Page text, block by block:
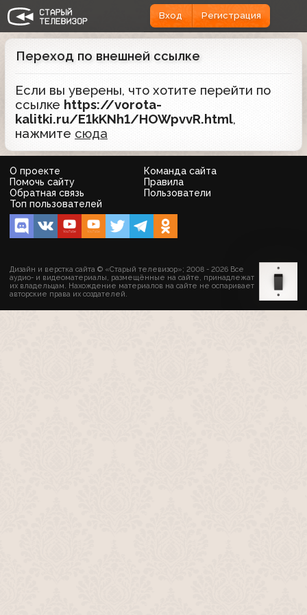
Вход Регистрация
Переход по внешней ссылке
Если вы уверены, что хотите перейти по
ссылке https://vorota-
kalitki.ru/E1kKNh1/HOWpvvR.html,
нажмите сюда
О проекте
Команда сайта
Помочь сайту
Правила
Обратная связь
Пользователи
Топ пользователей
Дизайн и верстка сайта © «Старый телевизор»; 2008 - 2026 Все
аудио- и видеоматериалы, размещённые на сайте, принадлежат
их владельцам. Нахождение материалов на сайте не оспаривает
авторские права их создателей.